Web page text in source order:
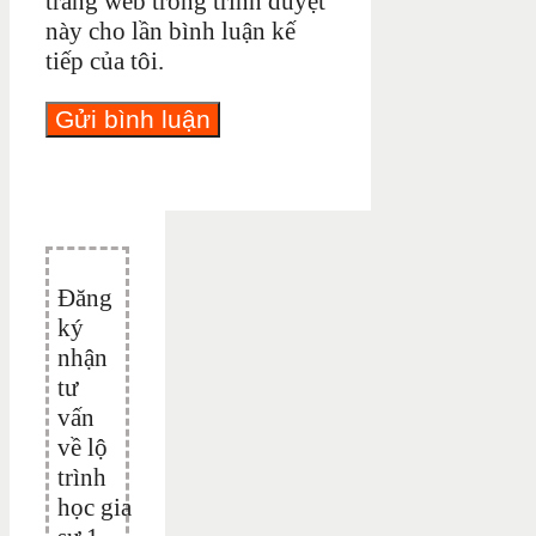
này cho lần bình luận kế
tiếp của tôi.
Đăng
ký
nhận
tư
vấn
về lộ
trình
học gia